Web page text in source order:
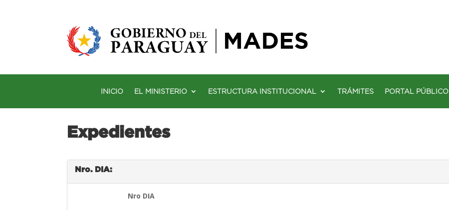
INICIO EL MINISTERIO ESTRUCTURA INSTITUCIONAL TRÁMITES PORTAL PÚBLICO
Expedientes
Nro. DIA:
Nro DIA